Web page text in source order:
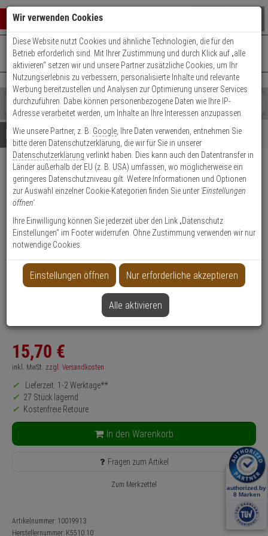
0 ARTIKEL IM WARENKORB
Ihr Warenkorb ist momentan leer.
Ergebnisse ()
Fertig
Shop
durchsuchen
Bitte
geben
Sie
mindestens
Zeichen
ein,
um
Suche
Es
wurde
noch
Kategorien
Suche
gestartet
+49 (0)821 899 493-0Mo. - Do.: 8:00 - 16:30 | Fr.: 8:00 - 14:00 Uhr
Kontaktservice nutzen
Details Beratung
Patchkabel Cat.6
SSTP/PIMF grau, 10m
Produktmerkmale Lagerabverkauf
Datenblatt drucken
Produktinformationen
Typ: Patchkabel
Anwendung: Videoüberwachung, IT
15,70 €
inkl. MwSt. zzgl. Versandkosten
Lieferzeit: 1-2 Werktage**
27 Stück lagernd
Kostenfreie Retoure
In den Warenkorb
Fragen zum Artikel
Zum Merkzettel
Artikelnummer: 10019913
Herstellernummer: K5510.10
Wir verwenden Cookies
Diese Website nutzt Cookies und ähnliche Technologien, die für den
Betrieb erforderlich sind. Mit Ihrer Zustimmung und durch Klick auf „alle
aktivieren“ setzen wir und unsere Partner zusätzliche Cookies, um Ihr
Nutzungserlebnis zu verbessern, personalisierte Inhalte und relevante
Werbung bereitzustellen und Analysen zur Optimierung unserer Services
durchzuführen. Dabei können personenbezogene Daten wie Ihre IP-
Adresse verarbeitet werden, um Inhalte an Ihre Interessen anzupassen.
Wie unsere Partner, z. B. Google , Ihre Daten verwenden, entnehmen Sie
bitte deren Datenschutzerklärung, die wir für Sie in unserer
Datenschutzerklärung verlinkt haben. Dies kann auch den Datentransfer in
Länder außerhalb der EU (z. B. USA) umfassen, wo möglicherweise ein
geringeres Datenschutzniveau gilt. Weitere Informationen und Optionen
zur Auswahl einzelner Cookie-Kategorien finden Sie unter 'Einstellungen
öffnen'.
Ihre Einwilligung können Sie jederzeit über den Link „Datenschutz
Einstellungen“ im Footer widerrufen. Ohne Zustimmung verwenden wir nur
notwendige Cookies.
Einstellungen öffnen Nur erforderliche akzeptieren
Alle aktivieren